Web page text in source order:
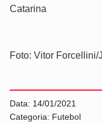
Catarina
Foto: Vitor Forcellini/
Data: 14/01/2021
Categoria: Futebol